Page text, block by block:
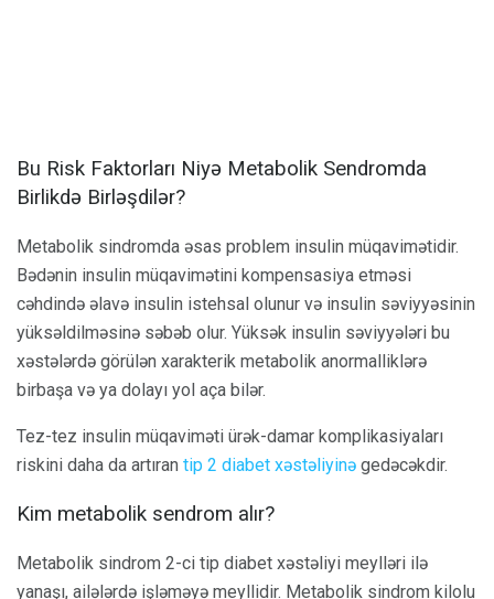
Bu Risk Faktorları Niyə Metabolik Sendromda
Birlikdə Birləşdilər?
Metabolik sindromda əsas problem insulin müqavimətidir.
Bədənin insulin müqavimətini kompensasiya etməsi
cəhdində əlavə insulin istehsal olunur və insulin səviyyəsinin
yüksəldilməsinə səbəb olur. Yüksək insulin səviyyələri bu
xəstələrdə görülən xarakterik metabolik anormalliklərə
birbaşa və ya dolayı yol aça bilər.
Tez-tez insulin müqaviməti ürək-damar komplikasiyaları
riskini daha da artıran tip 2 diabet xəstəliyinə gedəcəkdir.
Kim metabolik sendrom alır?
Metabolik sindrom 2-ci tip diabet xəstəliyi meylləri ilə
yanaşı, ailələrdə işləməyə meyllidir. Metabolik sindrom kilolu